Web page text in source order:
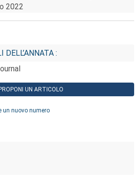
2022
DELL’ANNATA :
PROPONI UN ARTICOLO
un nuovo numero